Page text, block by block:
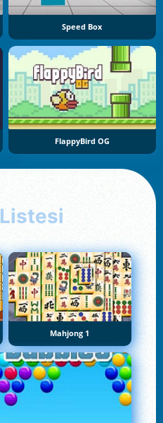
Speed Box
FlappyBird OG
Listesi
Mahjong 1